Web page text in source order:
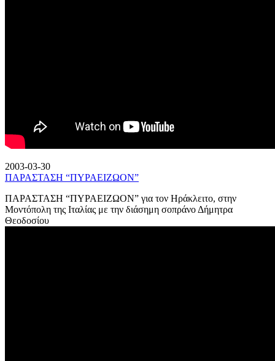
2003-03-30
ΠΑΡΑΣΤΑΣΗ “ΠΥΡΑΕΙΖΩΟΝ”
ΠΑΡΑΣΤΑΣΗ “ΠΥΡΑΕΙΖΩΟΝ” για τον Ηράκλειτο, στην
Μοντόπολη της Ιταλίας με την διάσημη σοπράνο Δήμητρα
Θεοδοσίου